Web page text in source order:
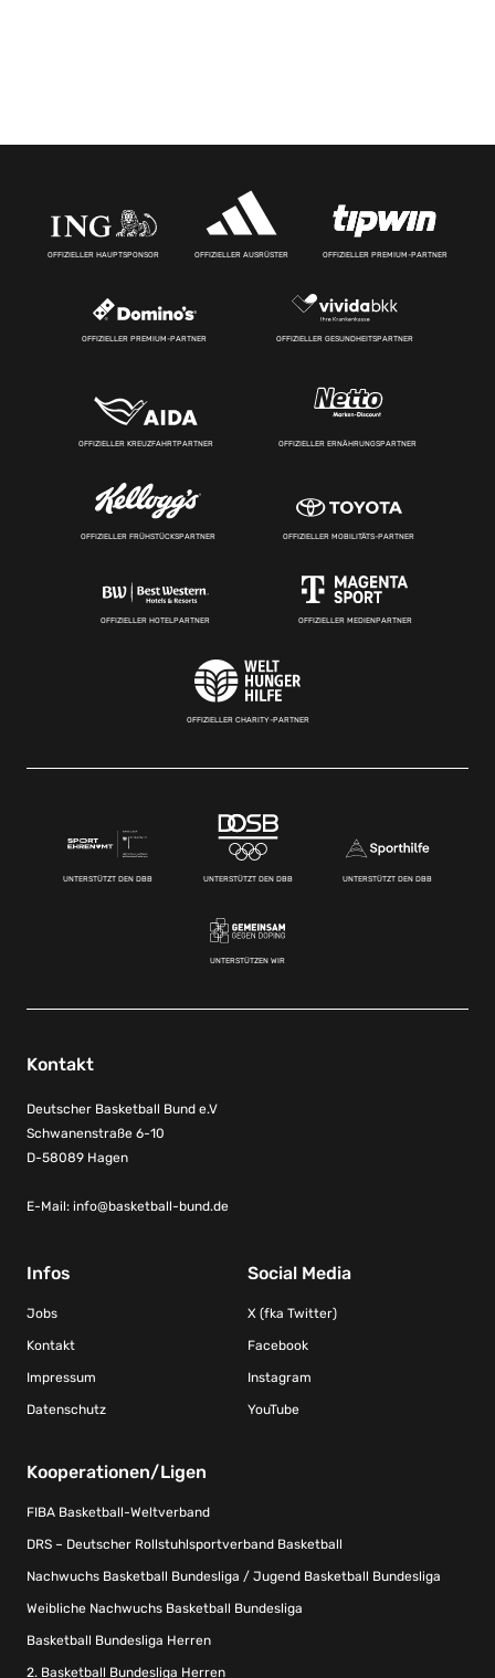
OFFIZIELLER HAUPTSPONSOR OFFIZIELLER AUSRÜSTER OFFIZIELLER PREMIUM-PARTNER
OFFIZIELLER PREMIUM-PARTNER OFFIZIELLER GESUNDHEITSPARTNER
OFFIZIELLER KREUZFAHRTPARTNER OFFIZIELLER ERNÄHRUNGSPARTNER
OFFIZIELLER FRÜHSTÜCKSPARTNER OFFIZIELLER MOBILITÄTS-PARTNER
OFFIZIELLER HOTELPARTNER OFFIZIELLER MEDIENPARTNER
OFFIZIELLER CHARITY-PARTNER
UNTERSTÜTZT DEN DBB UNTERSTÜTZT DEN DBB UNTERSTÜTZT DEN DBB
UNTERSTÜTZEN WIR
Kontakt
Deutscher Basketball Bund e.V
Schwanenstraße 6-10
D-58089 Hagen
E-Mail: info@basketball-bund.de
Infos
Jobs
Kontakt
Impressum
Datenschutz
Social Media
X (fka Twitter)
Facebook
Instagram
YouTube
Kooperationen/Ligen
FIBA Basketball-Weltverband
DRS – Deutscher Rollstuhlsportverband Basketball
Nachwuchs Basketball Bundesliga / Jugend Basketball Bundesliga
Weibliche Nachwuchs Basketball Bundesliga
Basketball Bundesliga Herren
2. Basketball Bundesliga Herren